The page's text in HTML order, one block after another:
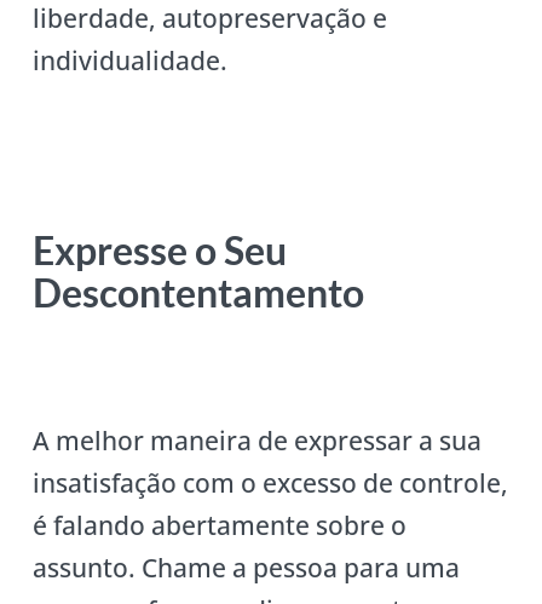
liberdade, autopreservação e
individualidade.
Expresse o Seu
Descontentamento
A melhor maneira de expressar a sua
insatisfação com o excesso de controle,
é falando abertamente sobre o
assunto. Chame a pessoa para uma